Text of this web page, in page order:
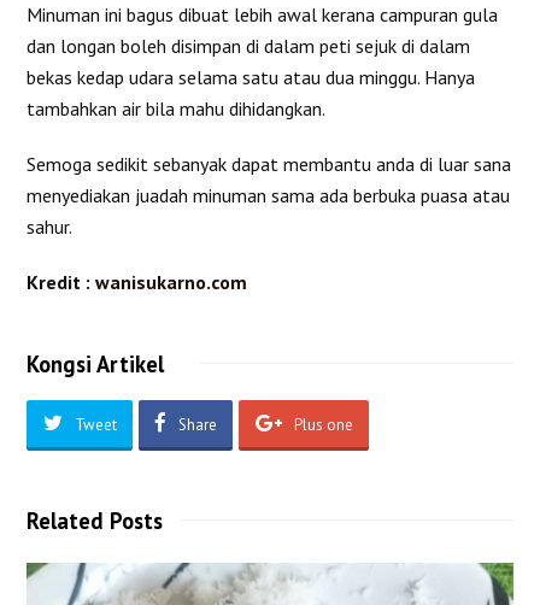
Minuman ini bagus dibuat lebih awal kerana campuran gula
dan longan boleh disimpan di dalam peti sejuk di dalam
bekas kedap udara selama satu atau dua minggu. Hanya
tambahkan air bila mahu dihidangkan.
Semoga sedikit sebanyak dapat membantu anda di luar sana
menyediakan juadah minuman sama ada berbuka puasa atau
sahur.
Kredit :wanisukarno.com
Kongsi Artikel
Tweet Share Plus one
Related Posts